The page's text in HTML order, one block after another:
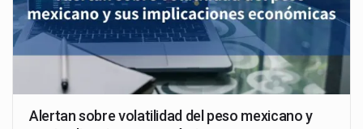
Alertan sobre volatilidad del peso mexicano y